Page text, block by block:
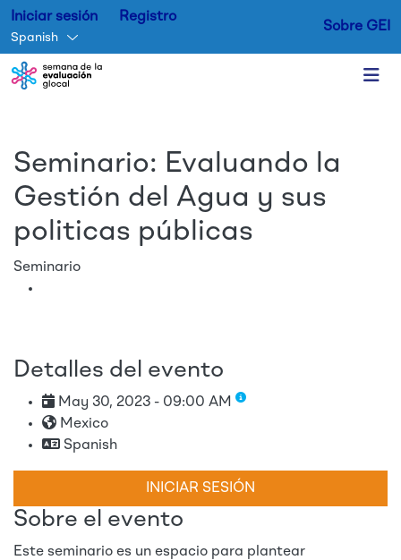
Iniciar sesión Registro
Spanish
Sobre GEI
Seminario: Evaluando la
Gestión del Agua y sus
politicas públicas
Seminario
Sobre el evento
Este seminario es un espacio para plantear
Detalles del evento
May 30, 2023 - 09:00 AM
Mexico
Spanish
INICIAR SESIÓN